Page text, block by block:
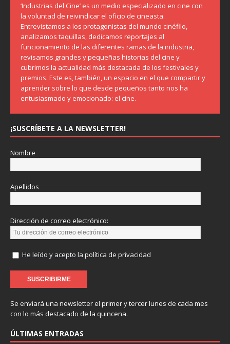
‘Industrias del Cine’ es un medio especializado en cine con
la voluntad de reivindicar el oficio de cineasta.
Entrevistamos a los protagonistas del mundo cinéfilo,
analizamos taquillas, dedicamos reportajes al
funcionamiento de las diferentes ramas de la industria,
revisamos grandes y pequeñas historias del cine y
cubrimos la actualidad más destacada de los festivales y
premios. Este es, también, un espacio en el que compartir y
aprender sobre lo que desde pequeños tanto nos ha
entusiasmado y emocionado: el cine.
¡SUSCRÍBETE A LA NEWSLETTER!
Nombre
Apellidos
Dirección de correo electrónico:
He leído y acepto la política de privacidad
Se enviará una newsletter el primer y tercer lunes de cada mes
con lo más destacado de la quincena.
ÚLTIMAS ENTRADAS